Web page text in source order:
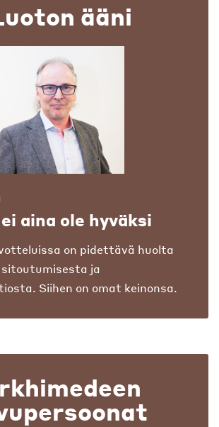
ääni
aina ole hyväksi
on pidettävä huolta
ja
Siihen on omat keinonsa.